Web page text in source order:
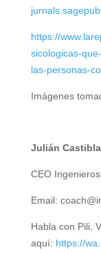
https://
sicologicas-
las-personas-
Imágenes
Julián
CEO
Email:
Habla con Pili,
aquí: https://